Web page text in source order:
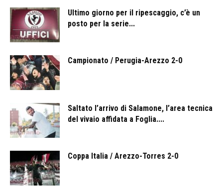
Ultimo giorno per il ripescaggio, c’è un
posto per la serie...
Campionato / Perugia-Arezzo 2-0
Saltato l’arrivo di Salamone, l’area tecnica
del vivaio affidata a Foglia....
Coppa Italia / Arezzo-Torres 2-0